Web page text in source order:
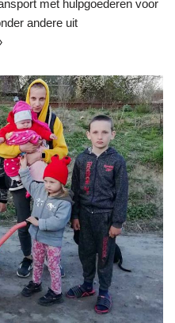
met hulpgoederen voor
andere uit